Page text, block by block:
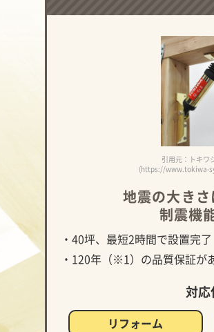
引用元：トキワ
(https://www.tokiwa-
地震の大きさ
制震機
・40坪、最短2時間で設置完了
・120年（※1）の品質保証が
対応
リフォーム